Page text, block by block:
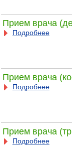
Прием врача
Подробнее
Прием врача
Подробнее
Прием врача
Подробнее